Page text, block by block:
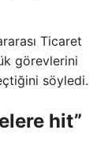
Ticaret
görevlerini
söyledi.
hit”